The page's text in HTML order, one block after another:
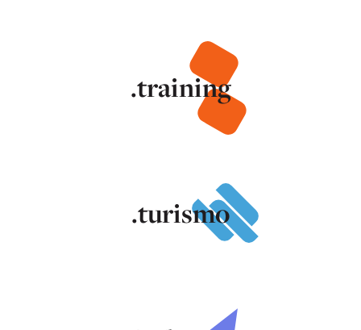
.training
.turismo